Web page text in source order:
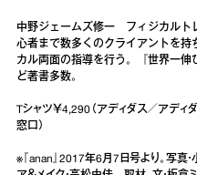
中野ジェームズ修一 フィジカルト
心者まで数多くのクライアントを
カル両面の指導を行う。『世界一
ど著書多数。
Tシャツ￥4,290（アディダス／アディ
窓口）
※『anan』2017年6月7日号より。写